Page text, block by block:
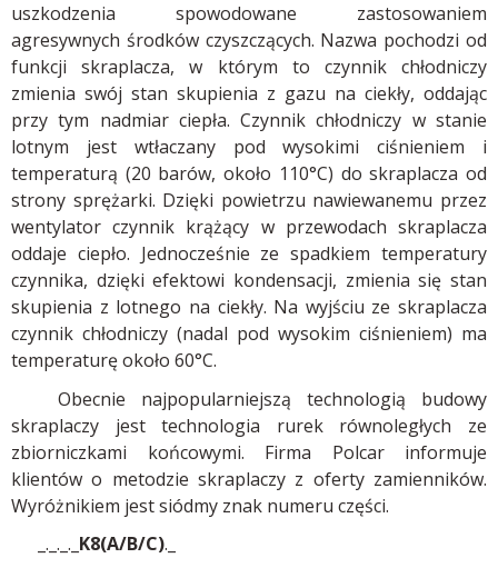
uszkodzenia spowodowane zastosowaniem
agresywnych środków czyszczących. Nazwa pochodzi od
funkcji skraplacza, w którym to czynnik chłodniczy
zmienia swój stan skupienia z gazu na ciekły, oddając
przy tym nadmiar ciepła. Czynnik chłodniczy w stanie
lotnym jest wtłaczany pod wysokimi ciśnieniem i
temperaturą (20 barów, około 110°C) do skraplacza od
strony sprężarki. Dzięki powietrzu nawiewanemu przez
wentylator czynnik krążący w przewodach skraplacza
oddaje ciepło. Jednocześnie ze spadkiem temperatury
czynnika, dzięki efektowi kondensacji, zmienia się stan
skupienia z lotnego na ciekły. Na wyjściu ze skraplacza
czynnik chłodniczy (nadal pod wysokim ciśnieniem) ma
temperaturę około 60°C.
Obecnie najpopularniejszą technologią budowy
skraplaczy jest technologia rurek równoległych ze
zbiorniczkami końcowymi. Firma Polcar informuje
klientów o metodzie skraplaczy z oferty zamienników.
Wyróżnikiem jest siódmy znak numeru części.
_._._._ K8(A/B/C)._